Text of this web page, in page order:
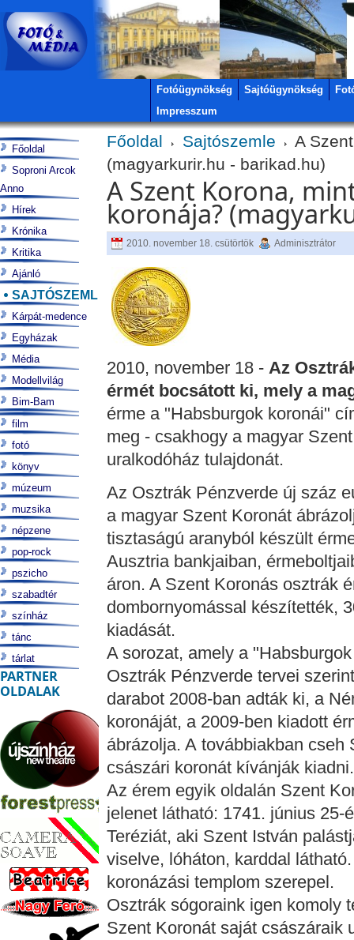
Fotóügynökség Sajtóügynökség
Impresszum
Főoldal Sajtószemle
A
(magyarkurir.hu - barikad.hu)
A Szent Korona,
koronája?
2010. november 18. csütörtök Adminisztrátor
2010, november 18 - Az
érmét bocsátott ki, mely a
érme a "Habsburgok koronái"
meg - csakhogy a magyar
uralkodóház tulajdonát.
Az Osztrák Pénzverde új száz
a magyar Szent Koronát
tisztaságú aranyból készült
Ausztria bankjaiban,
áron. A Szent Koronás osztrák
dombornyomással készítették,
kiadását.
A sorozat, amely a
Osztrák Pénzverde tervei
darabot 2008-ban adták ki, a
koronáját, a 2009-ben kiadott
ábrázolja. A továbbiakban
császári koronát kívánják kiadni.
Az érem egyik oldalán Szent
jelenet látható: 1741. június
Teréziát, aki Szent István
viselve, lóháton, karddal
koronázási templom szerepel.
Osztrák sógoraink igen komoly
Szent Koronát saját császáraik
Főoldal
Soproni Arcok
Anno
Hírek
Krónika
Kritika
Ajánló
SAJTÓSZEMLE
Kárpát-medence
Egyházak
Média
Modellvilág
Bim-Bam
film
fotó
könyv
múzeum
muzsika
népzene
pop-rock
pszicho
szabadtér
színház
tánc
tárlat
PARTNER
OLDALAK